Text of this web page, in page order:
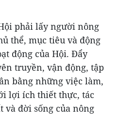
phải lấy người nông
thể, mục tiêu và động
động của Hội. Đẩy
truyền, vận động, tập
bằng những việc làm,
lợi ích thiết thực, tác
và đời sống của nông